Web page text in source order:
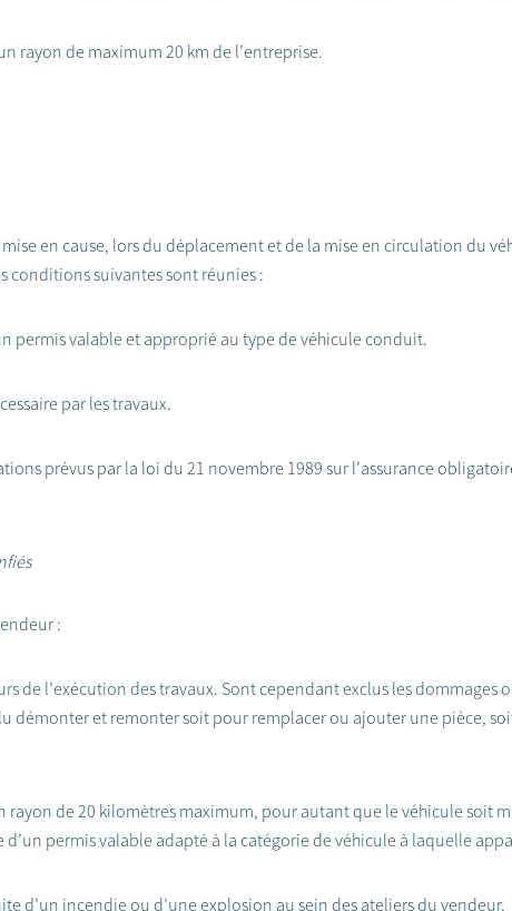
rayon de maximum 20 km de l’entreprise.
en cause, lors du déplacement et de la mise en circulation du
conditions suivantes sont réunies :
permis valable et approprié au type de véhicule conduit.
par les travaux.
prévus par la loi du 21 novembre 1989 sur l’assurance
:
de l’exécution des travaux. Sont cependant exclus les dommages
démonter et remonter soit pour remplacer ou ajouter une pièce,
rayon de 20 kilomètres maximum, pour autant que le véhicule soit
permis valable adapté à la catégorie de véhicule à laquelle
d’un incendie ou d’une explosion au sein des ateliers du vendeur.